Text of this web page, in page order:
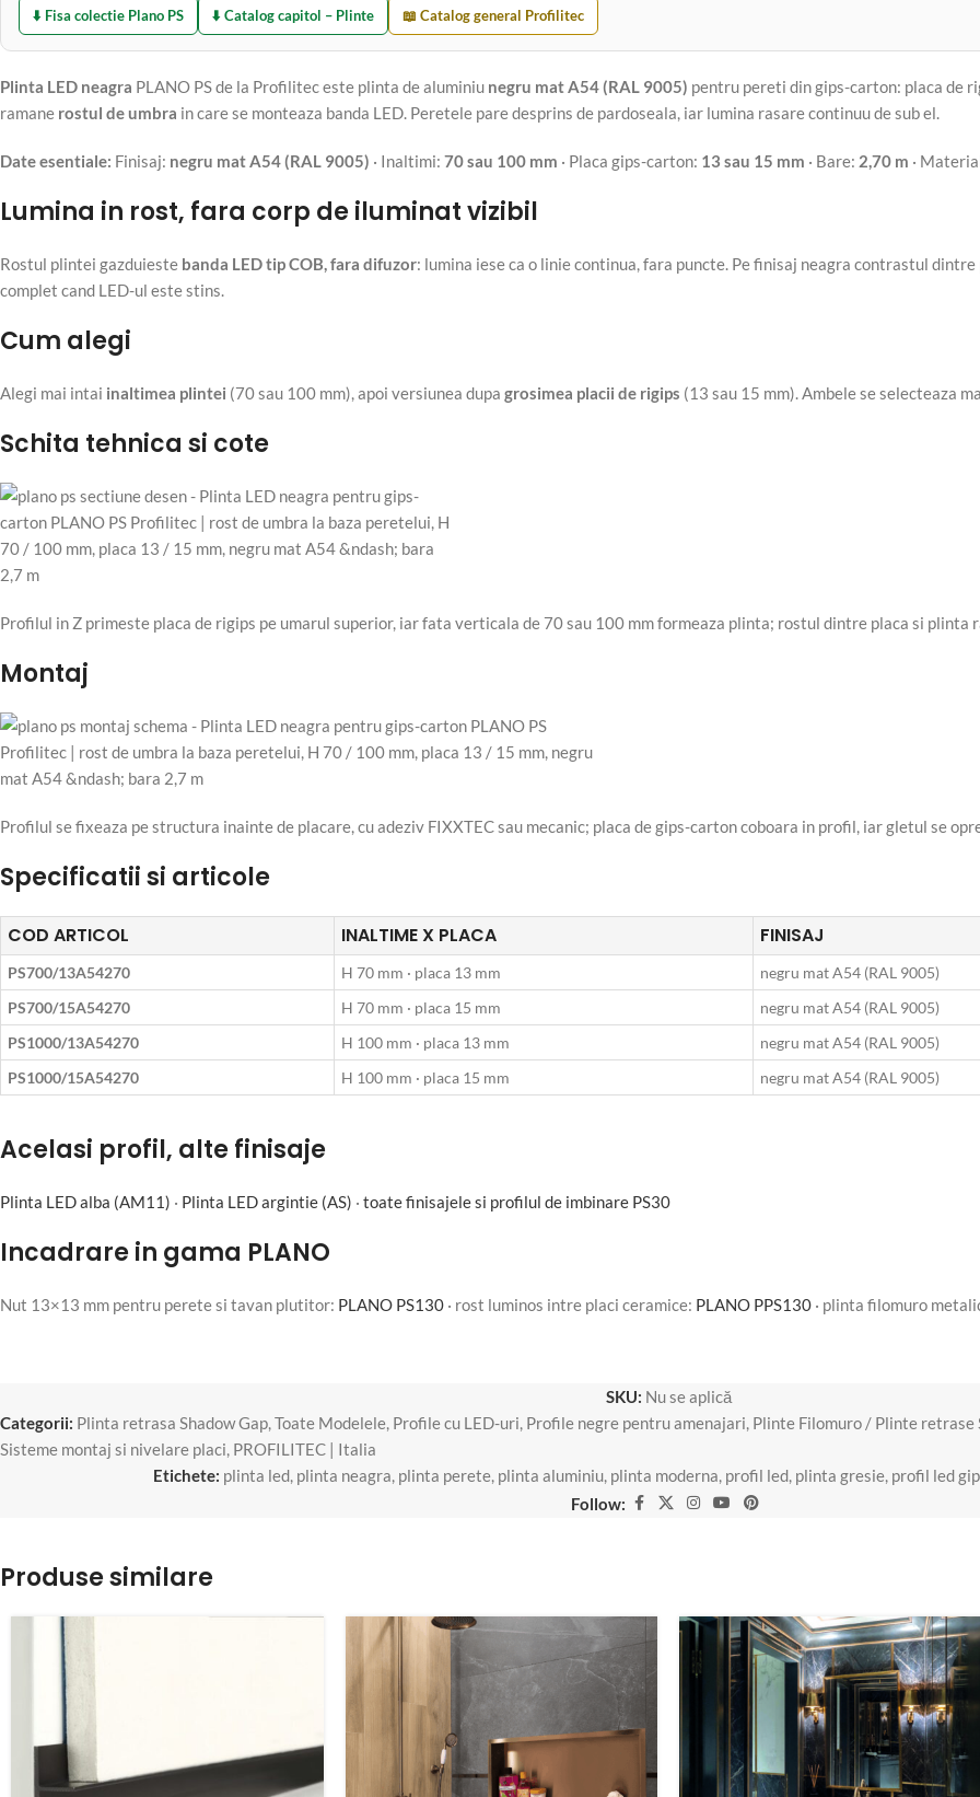
⬇️ Fisa colectie Plano PS ⬇️ Catalog capitol – Plinte 📖 Catalog general Profilitec
Plinta LED neagra PLANO PS de la Profilitec este plinta de aluminiu negru mat A54 (RAL 9005) pentru pereti din gips-carton: placa de
ramane rostul de umbra in care se monteaza banda LED. Peretele pare desprins de pardoseala, iar lumina rasare continuu de sub el.
Date esentiale: Finisaj: negru mat A54 (RAL 9005) · Inaltimi: 70 sau 100 mm · Placa gips-carton: 13 sau 15 mm · Bare: 2,70 m ·
Lumina in rost, fara corp de iluminat vizibil
Rostul plintei gazduieste banda LED tip COB, fara difuzor: lumina iese ca o linie continua, fara puncte. Pe finisaj neagra contrastul
complet cand LED-ul este stins.
Cum alegi
Alegi mai intai inaltimea plintei (70 sau 100 mm), apoi versiunea dupa grosimea placii de rigips (13 sau 15 mm). Ambele se selecteaza
Schita tehnica si cote
Profilul in Z primeste placa de rigips pe umarul superior, iar fata verticala de 70 sau 100 mm formeaza plinta; rostul dintre placa si plinta
Montaj
Profilul se fixeaza pe structura inainte de placare, cu adeziv FIXXTEC sau mecanic; placa de gips-carton coboara in profil, iar gletul se
Specificatii si articole
COD ARTICOL INALTIME X PLACA FINISAJ
PS700/13A54270 H 70 mm · placa 13 mm negru mat A54 (RAL 9005)
PS700/15A54270
H 70 mm · placa 15 mm negru mat A54 (RAL 9005)
PS1000/13A54270
H 100 mm · placa 13 mm negru mat A54 (RAL 9005)
PS1000/15A54270
H 100 mm · placa 15 mm negru mat A54 (RAL 9005)
Acelasi profil, alte finisaje
Plinta LED alba (AM11) · Plinta LED argintie (AS) · toate finisajele si profilul de imbinare PS30
Incadrare in gama PLANO
Nut 13×13 mm pentru perete si tavan plutitor: PLANO PS130 · rost luminos intre placi ceramice: PLANO PPS130 · plinta filomuro
SKU: Nu se aplică
Categorii: Plinta retrasa Shadow Gap,Toate Modelele, Profile cu LED-uri, Profile negre pentru amenajari, Plinte Filomuro / Plinte retrase
Sisteme montaj si nivelare placi, PROFILITEC | Italia
Etichete: plinta led, plinta neagra, plinta perete, plinta aluminiu, plinta moderna, profil led, plinta gresie, profil led
Follow:
Produse similare